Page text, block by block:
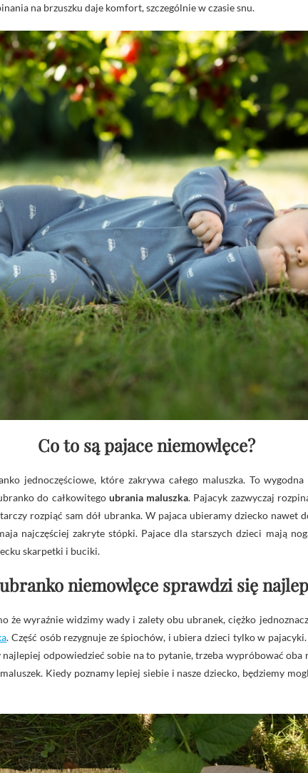
na brzuszku daje komfort, szczególnie w czasie snu.
Co to są pajace niemowlęce?
jednoczęściowe, które zakrywa całego maluszka. To
do całkowitego ubrania maluszka. Pajacyk zazwyczaj
rozpiąć sam dół ubranka. W pajaca ubieramy dziecko nawet
najczęściej zakryte stópki. Pajace dla starszych dzieci mają
skarpetki i buciki.
niemowlęce sprawdzi się
że wyraźnie widzimy wady i zalety obu ubranek, ciężko
. Część osób rezygnuje ze śpiochów, i ubiera dzieci tylko w
odpowiedzieć sobie na to pytanie, trzeba wypróbować oba
Kiedy poznamy lepiej siebie i nasze dziecko, będziemy